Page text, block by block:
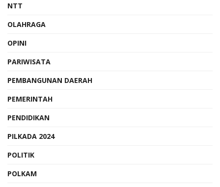
NTT
OLAHRAGA
OPINI
PARIWISATA
PEMBANGUNAN DAERAH
PEMERINTAH
PENDIDIKAN
PILKADA 2024
POLITIK
POLKAM